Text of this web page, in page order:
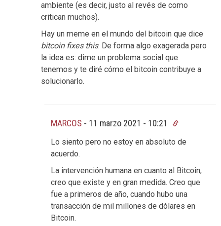
ambiente (es decir, justo al revés de como
critican muchos).
Hay un meme en el mundo del bitcoin que dice
bitcoin fixes this. De forma algo exagerada pero
la idea es: dime un problema social que
tenemos y te diré cómo el bitcoin contribuye a
solucionarlo.
MARCOS - 11 marzo 2021 - 10:21
Lo siento pero no estoy en absoluto de
acuerdo.
La intervención humana en cuanto al Bitcoin,
creo que existe y en gran medida. Creo que
fue a primeros de año, cuando hubo una
transacción de mil millones de dólares en
Bitcoin.